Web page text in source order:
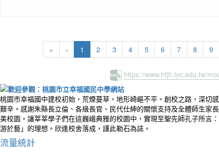
« ‹ 1 (current)
2 3 4 5 6 7 8 9
https://www.hfjh.tyc.edu.tw/
桃園市幸福國中建校初始，荒煙蔓草，地形崎嶇不平。創校之路，深切
艱辛。感謝朱縣長立倫、各級長官、民代仕紳的關懷支持及全體師生家
美校園。讓莘莘學子們在這巍峨典雅的校園中，實現至聖先師孔子所言
游於藝」的理想。欣逢校舍落成，謹此勒石為誌。
流量統計